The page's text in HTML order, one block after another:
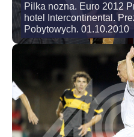
Pilka nozna. Euro 2012
hotel Intercontinental.
Pobytowych. 01.10.2010